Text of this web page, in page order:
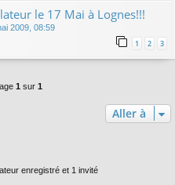
le 17 Mai à Lognes!!!
2009, 08:59
1 2 3
1 sur 1
Aller à
enregistré et 1 invité